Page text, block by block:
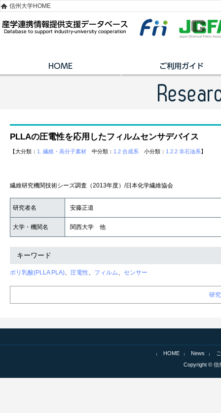
信州大学HOME
PLLAの圧電性を応用したフィルムセンサデバイス
【大分類： 1. 繊維・高分子素材 中分類： 1.2 合成系 小分類： 1.2.2 非石油系】
繊維研究機関技術シーズ調査（2013年度）/日本化学繊維協会
研究者名 安藤正道
大学・機関名 関西大学 他
キーワード
ポリ乳酸(PLLA PLA)、 圧電性、 フィルム、 センサー
研
HOME News
Copyright © 信